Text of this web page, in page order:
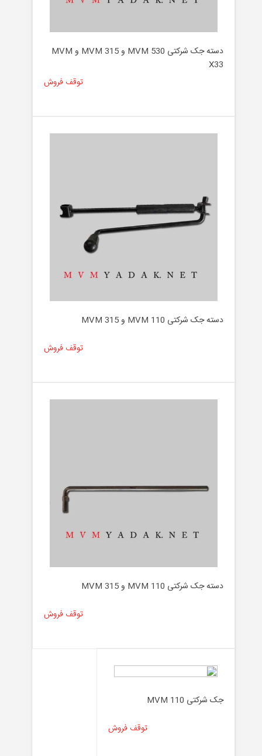
دسته جک شرکتی MVM 530 و MVM 315 و MVM
X33
توقف فروش
دسته جک شرکتی MVM 110 و MVM 315
توقف فروش
دسته جک شرکتی MVM 110 و MVM 315
توقف فروش
جک شرکتی MVM 110
توقف فروش